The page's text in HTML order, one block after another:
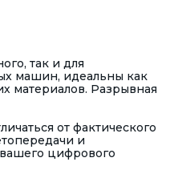
так и для
машин, идеальны как
материалов. Разрывная
от фактического
и
цифрового